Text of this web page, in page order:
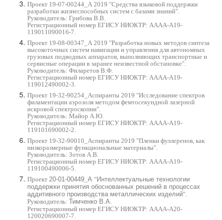
Проект 19-07-00244_А 2019 "Средства языковой поддержки
разработки жизнеспособных систем с базами знаний".
Руководитель: Грибова В.В.
Регистрационный номер ЕГИСУ НИОКТР: АААА-А19-
119011090016-7.
Проект 19-08-00347_А 2019 "Разработка новых методов синтеза
высокоточных систем навигации и управления для автономных
грузовых подводных аппаратов, выполняющих транспортные и
сервисные операции в заранее неизвестной обстановке".
Руководитель: Филаретов В.Ф.
Регистрационный номер ЕГИСУ НИОКТР: АААА-А19-
119012490002-3.
Проект 19-32-90254_Аспиранты 2019 "Исследование спектров
филаментации аэрозоля методом фемтосекундной лазерной
искровой спектроскопии".
Руководитель: Майор А.Ю.
Регистрационный номер ЕГИСУ НИОКТР: АААА-А19-
119101690002-2.
Проект 19-32-90010_ Аспиранты 2019 "Пленки фуллеренов, как
низкоразмерные функциональные материалы".
Руководитель: Зотов А.В.
Регистрационный номер ЕГИСУ НИОКТР: АААА-А19-
119100490006-5.
Проект 20-01-00449 А "Интеллектуальные технологии
поддержки принятия обоснованных решений в процессах
аддитивного производства металлических изделий".
Руководитель: Тимченко В.А.
Регистрационный номер ЕГИСУ НИОКТР: АААА-А20-
120020690007-7.